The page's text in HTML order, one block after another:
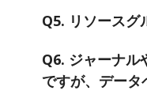
Q5. リソースグ
Q6. ジャーナル
ですが、データ